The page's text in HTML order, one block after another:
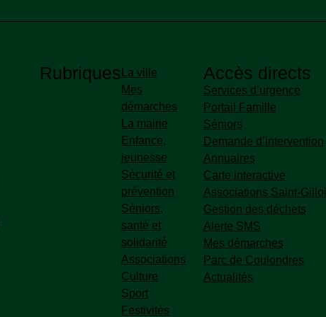
Rubriques La ville
Mes
démarches
La mairie
Enfance,
jeunesse
Sécurité et
prévention
Séniors,
santé et
solidarité
Associations
Culture
Sport
Festivités
Accès directs
Accès directs pied de
Services d’urgence
Portail Famille
Séniors
Demande d’intervention
Annuaires
Carte interactive
Associations Saint-
Gestion des déchets
Alerte SMS
Mes démarches
Parc de Coulondres
Actualités